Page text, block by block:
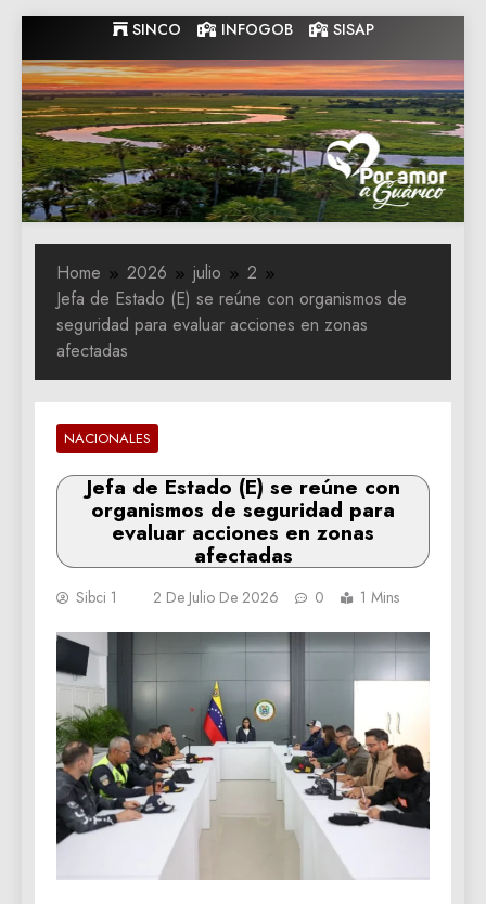
to
content
SINCO INFOGOB SISAP
Gobernacion
de Guarico
Gobernacion de Guarico
Home 2026 julio
2
Jefa de Estado (E) se reúne con organismos de
seguridad para evaluar acciones en zonas
afectadas
NACIONALES
Jefa de Estado (E) se reúne con
organismos de seguridad para
evaluar acciones en zonas
afectadas
Sibci 1 2 De Julio De 2026 0 1 Mins